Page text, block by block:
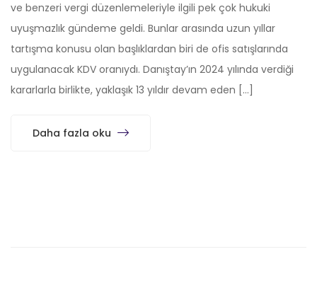
ve benzeri vergi düzenlemeleriyle ilgili pek çok hukuki
uyuşmazlık gündeme geldi. Bunlar arasında uzun yıllar
tartışma konusu olan başlıklardan biri de ofis satışlarında
uygulanacak KDV oranıydı. Danıştay’ın 2024 yılında verdiği
kararlarla birlikte, yaklaşık 13 yıldır devam eden […]
Daha fazla oku